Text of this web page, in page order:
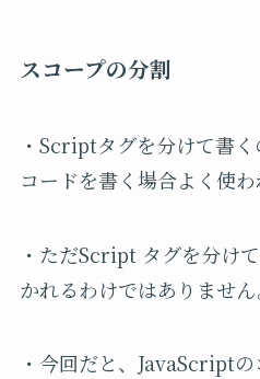
スコープの分割
・Scriptタグを分けて書
コードを書く場合よく使わ
・ただScript タグを分け
かれるわけではありません
・今回だと、JavaScript